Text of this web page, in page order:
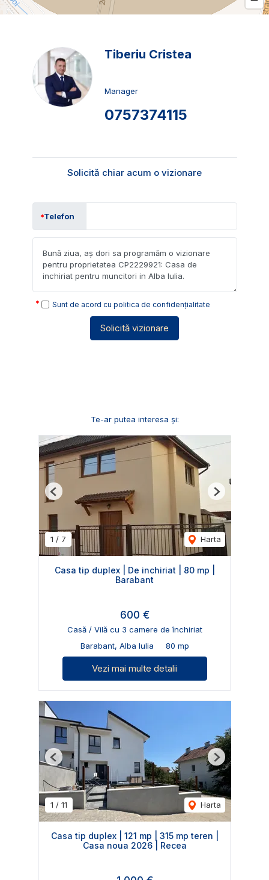
Tiberiu Cristea
Manager
0757374115
Solicită chiar acum o vizionare
Telefon
Sunt de acord cu politica de confidențialitate
Solicită vizionare
Te-ar putea interesa și:
1 / 7 Harta
Previous Next
Casa tip duplex | De inchiriat | 80 mp |
Barabant
600 €
Casă / Vilă cu 3 camere de închiriat
Barabant, Alba Iulia
80 mp
Vezi mai multe detalii
1 / 11 Harta
Previous Next
Casa tip duplex | 121 mp | 315 mp teren |
Casa noua 2026 | Recea